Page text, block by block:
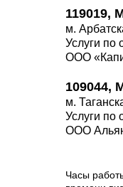
119019,
м.
Услуги по
ООО
109044,
м.
Услуги по
ООО
Часы